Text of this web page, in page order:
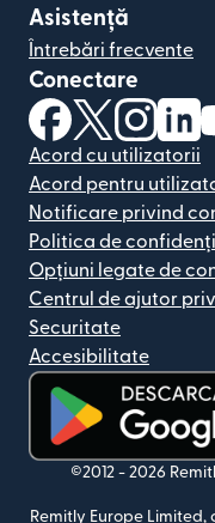
Asistență
Întrebări frecvente
Conectare
(se deschide
(se (se
Acord cu utilizatorii
Acord pentru
Notificare privind
Politica de
Opțiuni legate de
Centrul de ajutor
Securitate
Accesibilitate
(se deschide într-o
©2012 - 2026
Remitly Europe